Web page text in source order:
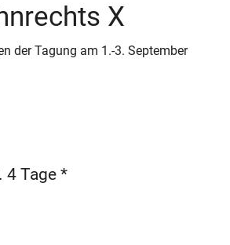
X
der Tagung am 1.-3. September
4 Tage *